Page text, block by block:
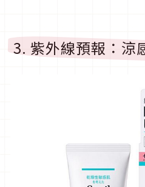
3. 紫外線預報：涼